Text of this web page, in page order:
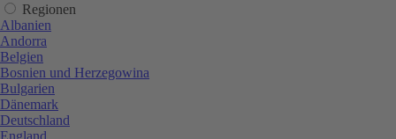
Regionen
Albanien
Andorra
Belgien
Bosnien und Herzegowina
Bulgarien
Dänemark
Deutschland
England